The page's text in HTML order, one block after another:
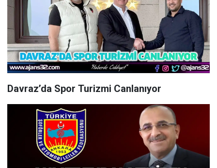
Davraz’da Spor Turizmi Canlanıyor